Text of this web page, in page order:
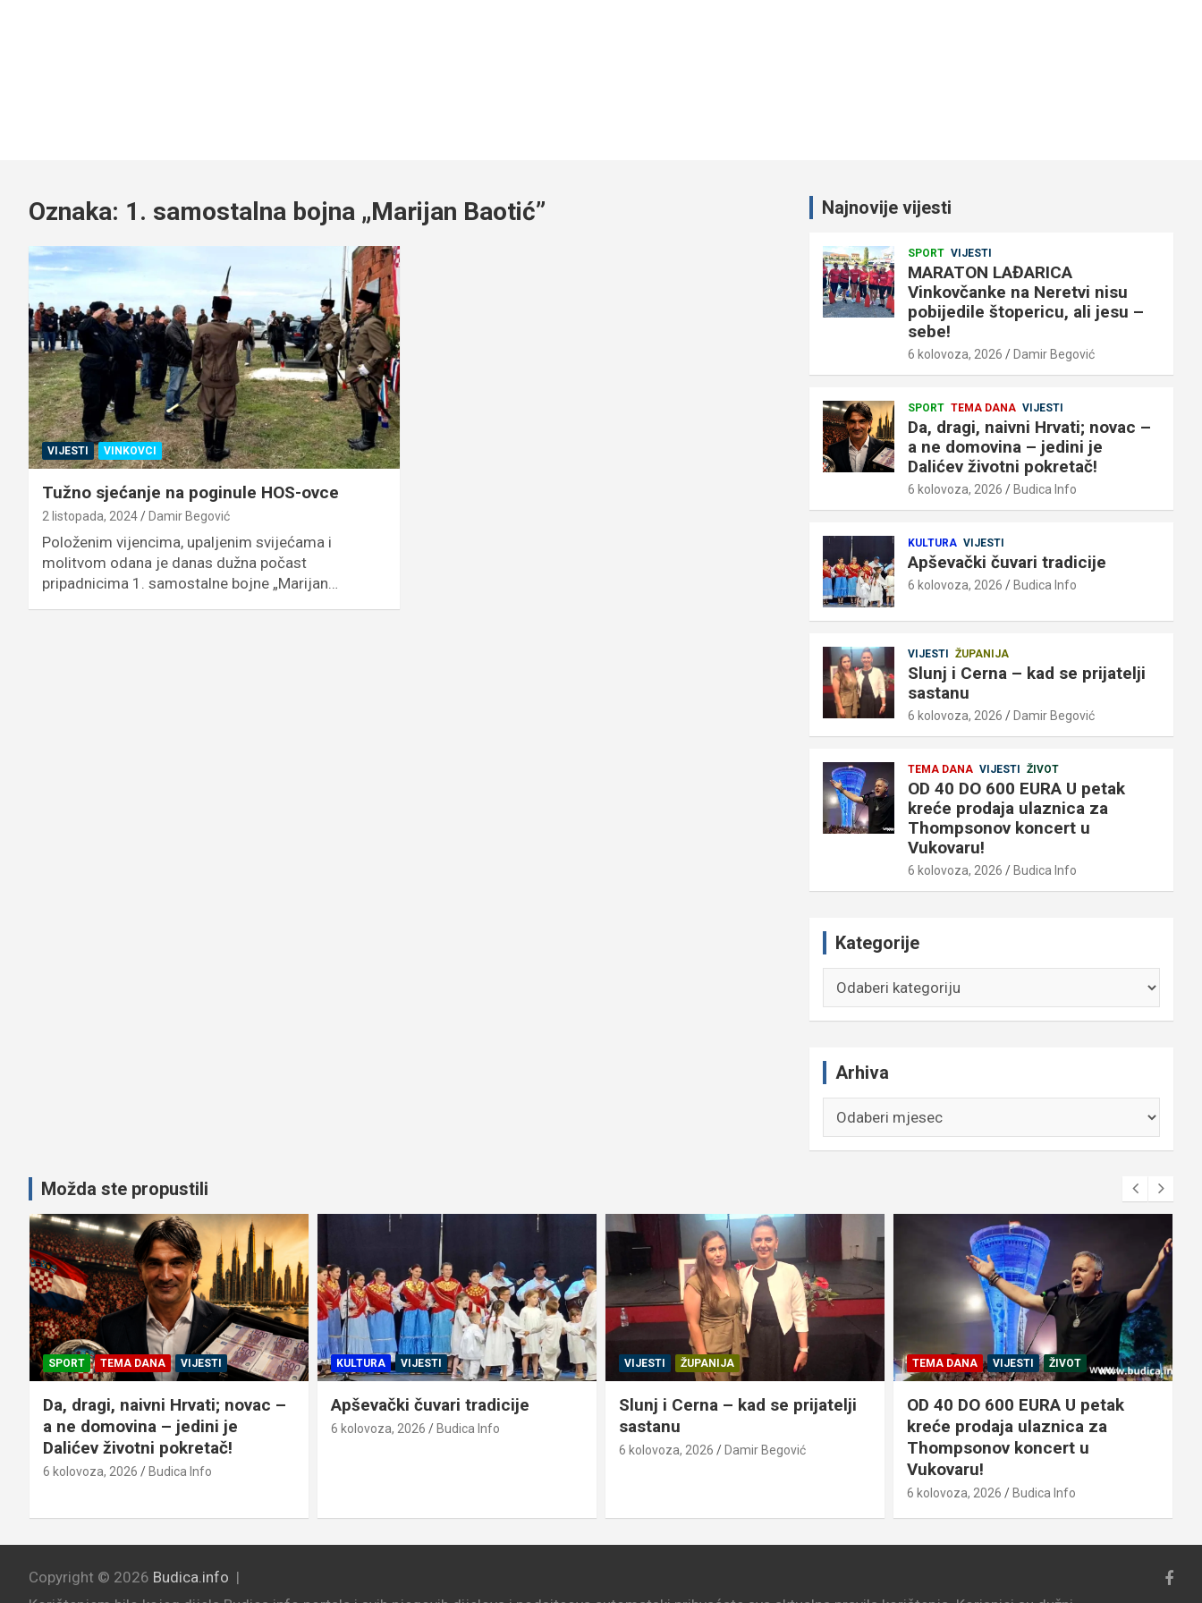
Oznaka: 1. samostalna bojna „Marijan Baotić”
VIJESTI VINKOVCI
Tužno sjećanje na poginule HOS-ovce
2 listopada, 2024 Damir Begović
Položenim vijencima, upaljenim svijećama i
molitvom odana je danas dužna počast
pripadnicima 1. samostalne bojne „Marijan…
Najnovije vijesti
SPORT VIJESTI
MARATON LAĐARICA
Vinkovčanke na Neretvi nisu
pobijedile štopericu, ali jesu –
sebe!
6 kolovoza, 2026 Damir Begović
SPORT TEMA DANA VIJESTI
Da, dragi, naivni Hrvati; novac –
a ne domovina – jedini je
Dalićev životni pokretač!
6 kolovoza, 2026 Budica Info
KULTURA VIJESTI
Apševački čuvari tradicije
6 kolovoza, 2026 Budica Info
VIJESTI ŽUPANIJA
Slunj i Cerna – kad se prijatelji
sastanu
6 kolovoza, 2026 Damir Begović
TEMA DANA VIJESTI ŽIVOT
OD 40 DO 600 EURA U petak
kreće prodaja ulaznica za
Thompsonov koncert u
Vukovaru!
6 kolovoza, 2026 Budica Info
Kategorije
Arhiva
Možda ste propustili
SPORT TEMA DANA VIJESTI
Da, dragi, naivni Hrvati; novac –
a ne domovina – jedini je
Dalićev životni pokretač!
6 kolovoza, 2026 Budica Info
KULTURA VIJESTI
Apševački čuvari tradicije
6 kolovoza, 2026 Budica Info
VIJESTI ŽUPANIJA
Slunj i Cerna – kad se prijatelji
sastanu
6 kolovoza, 2026 Damir Begović
TEMA DANA VIJESTI ŽIVOT
OD 40 DO 600 EURA U petak
kreće prodaja ulaznica za
Thompsonov koncert u
Vukovaru!
6 kolovoza, 2026 Budica Info
Copyright © 2026 Budica.info